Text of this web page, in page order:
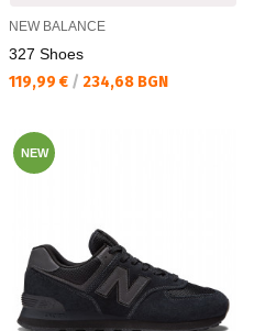
NEW BALANCE
327 Shoes
Текуща цена:
119,99 € / 234,68 BGN
NEW